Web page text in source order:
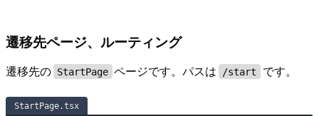
遷移先ページ、ルーティング
遷移先の StartPage ページです。パスは /start です。
StartPage.tsx